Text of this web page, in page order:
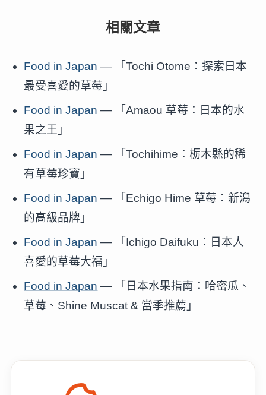
相關文章
Food in Japan — 「Tochi Otome：探索日本
最受喜愛的草莓」
Food in Japan — 「Amaou 草莓：日本的水
果之王」
Food in Japan — 「Tochihime：栃木縣的稀
有草莓珍寶」
Food in Japan — 「Echigo Hime 草莓：新潟
的高級品牌」
Food in Japan — 「Ichigo Daifuku：日本人
喜愛的草莓大福」
Food in Japan — 「日本水果指南：哈密瓜、
草莓、Shine Muscat & 當季推薦」